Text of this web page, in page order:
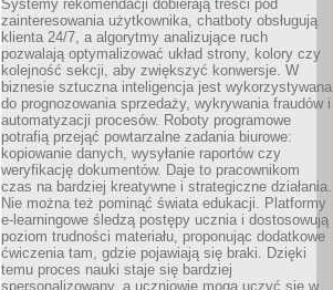
Systemy rekomendacji dobierają treści pod
zainteresowania użytkownika, chatboty obsługują
klienta 24/7, a algorytmy analizujące ruch
pozwalają optymalizować układ strony, kolory czy
kolejność sekcji, aby zwiększyć konwersje. W
biznesie sztuczna inteligencja jest wykorzystywana
do prognozowania sprzedaży, wykrywania fraudów i
automatyzacji procesów. Roboty programowe
potrafią przejąć powtarzalne zadania biurowe:
kopiowanie danych, wysyłanie raportów czy
weryfikację dokumentów. Daje to pracownikom
czas na bardziej kreatywne i strategiczne działania.
Nie można też pominąć świata edukacji. Platformy
e-learningowe śledzą postępy ucznia i dostosowują
poziom trudności materiału, proponując dodatkowe
ćwiczenia tam, gdzie pojawiają się braki. Dzięki
temu proces nauki staje się bardziej
spersonalizowany, a uczniowie mogą uczyć się w